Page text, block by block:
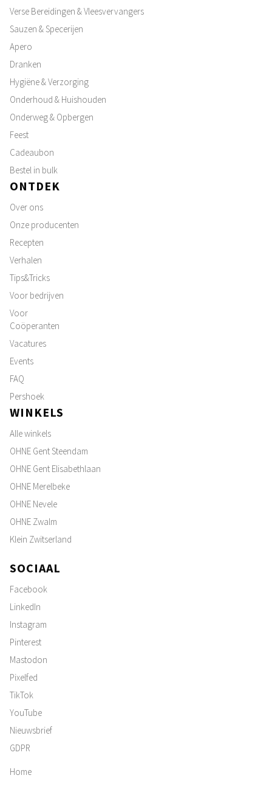
Verse Bereidingen & Vleesvervangers
Sauzen & Specerijen
Apero
Dranken
Hygiëne & Verzorging
Onderhoud & Huishouden
Onderweg & Opbergen
Feest
Cadeaubon
Bestel in bulk
ONTDEK
Over ons
Onze producenten
Recepten
Verhalen
Tips&Tricks
Voor bedrijven
Voor
Coöperanten
Vacatures
Events
FAQ
Pershoek
WINKELS
Alle winkels
OHNE Gent Steendam
OHNE Gent Elisabethlaan
OHNE Merelbeke
OHNE Nevele
OHNE Zwalm
Klein Zwitserland
SOCIAAL
Facebook
LinkedIn
Instagram
Pinterest
Mastodon
Pixelfed
TikTok
YouTube
Nieuwsbrief
GDPR
Home